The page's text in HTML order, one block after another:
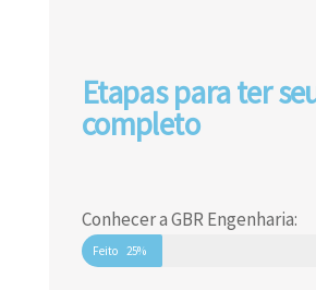
Etapas para ter
completo
Conhecer a GBR Engenharia:
Feito 25%